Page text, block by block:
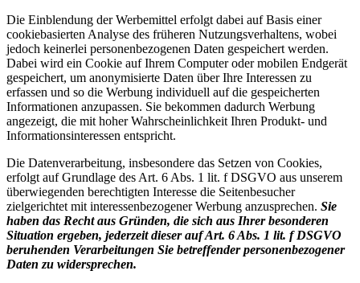
Die Einblendung der Werbemittel erfolgt dabei auf Basis einer
cookiebasierten Analyse des früheren Nutzungsverhaltens, wobei
jedoch keinerlei personenbezogenen Daten gespeichert werden.
Dabei wird ein Cookie auf Ihrem Computer oder mobilen Endgerät
gespeichert, um anonymisierte Daten über Ihre Interessen zu
erfassen und so die Werbung individuell auf die gespeicherten
Informationen anzupassen. Sie bekommen dadurch Werbung
angezeigt, die mit hoher Wahrscheinlichkeit Ihren Produkt- und
Informationsinteressen entspricht.
Die Datenverarbeitung, insbesondere das Setzen von Cookies,
erfolgt auf Grundlage des Art. 6 Abs. 1 lit. f DSGVO aus unserem
überwiegenden berechtigten Interesse die Seitenbesucher
zielgerichtet mit interessenbezogener Werbung anzusprechen. Sie
haben das Recht aus Gründen, die sich aus Ihrer besonderen
Situation ergeben, jederzeit dieser auf Art. 6 Abs. 1 lit. f DSGVO
beruhenden Verarbeitungen Sie betreffender personenbezogener
Daten zu widersprechen.